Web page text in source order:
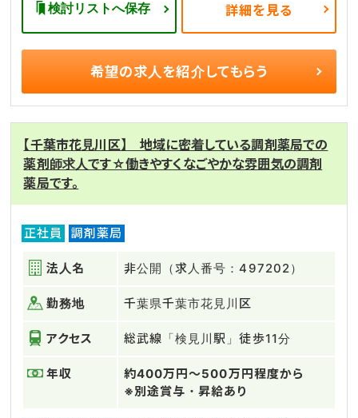
検討リストへ保存 詳細を見る
希望の求人を紹介してもらう
【千葉市花見川区】 地域に密着している調剤薬局での
薬剤師求人です☆働きやすくなごやかな雰囲気の調剤
薬局です。
正社員 調剤薬局
法人名 非公開（求人番号：497202）
勤務地 千葉県千葉市花見川区
アクセス 総武線「検見川駅」徒歩11分
年収
約400万円～500万円程度から
※別途賞与・昇給あり